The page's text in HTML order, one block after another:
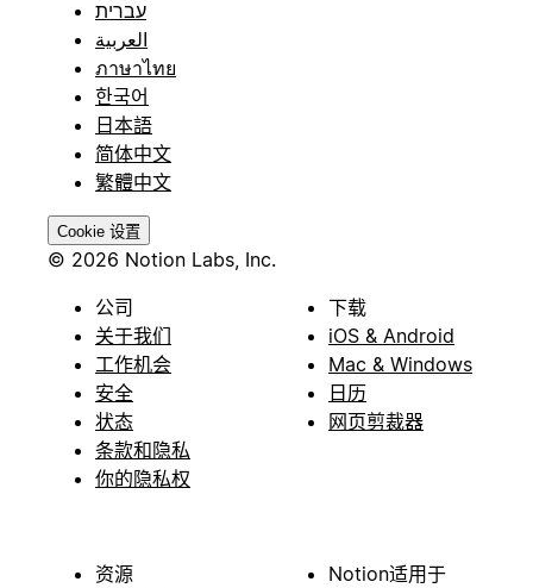
עברית
العربية
ภาษาไทย
한국어
日本語
简体中文
繁體中文
Cookie 设置
© 2026 Notion Labs, Inc.
公司
关于我们
工作机会
安全
状态
条款和隐私
你的隐私权
下载
iOS & Android
Mac & Windows
日历
网页剪裁器
资源
Notion适用于